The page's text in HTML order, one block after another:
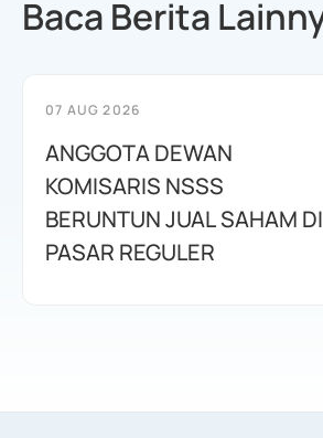
Baca Berita
07 AUG 2026
ANGGOTA DEWAN
KOMISARIS NSSS
BERUNTUN JUAL SAHAM DI
PASAR REGULER